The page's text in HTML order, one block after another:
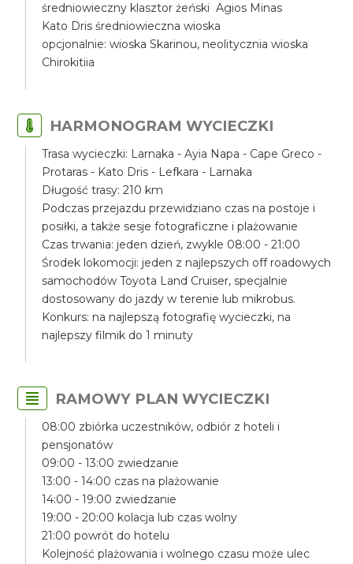
średniowieczny klasztor żeński Agios Minas
Kato Dris średniowieczna wioska
opcjonalnie: wioska Skarinou, neolitycznia wioska
Chirokitiia
HARMONOGRAM WYCIECZKI
Trasa wycieczki: Larnaka - Ayia Napa - Cape Greco -
Protaras - Kato Dris - Lefkara - Larnaka
Długość trasy: 210 km
Podczas przejazdu przewidziano czas na postoje i
posiłki, a także sesje fotograficzne i plażowanie
Czas trwania: jeden dzień, zwykle 08:00 - 21:00
Środek lokomocji: jeden z najlepszych off roadowych
samochodów Toyota Land Cruiser, specjalnie
dostosowany do jazdy w terenie lub mikrobus.
Konkurs: na najlepszą fotografię wycieczki, na
najlepszy filmik do 1 minuty
RAMOWY PLAN WYCIECZKI
08:00 zbiórka uczestników, odbiór z hoteli i
pensjonatów
09:00 - 13:00 zwiedzanie
13:00 - 14:00 czas na plażowanie
14:00 - 19:00 zwiedzanie
19:00 - 20:00 kolacja lub czas wolny
21:00 powrót do hotelu
Kolejność plażowania i wolnego czasu może ulec